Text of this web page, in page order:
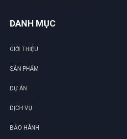
DANH MỤC
GIỚI THIỆU
SẢN PHẨM
DỰ ÁN
DỊCH VỤ
BẢO HÀNH